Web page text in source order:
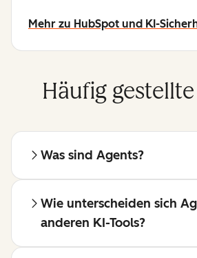
Mehr zu HubSpot und KI-
Häufig
Was sind Agents?
Wie unterscheiden sich
anderen KI-Tools?